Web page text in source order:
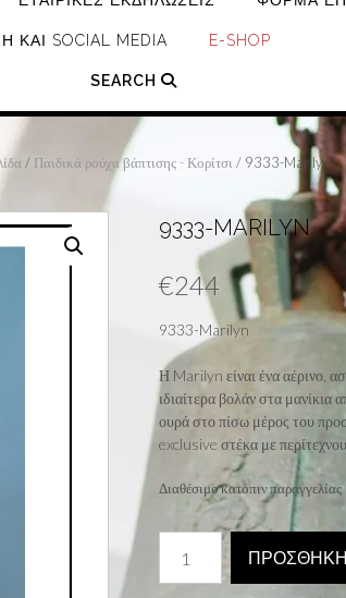
ΚΑΙ SOCIAL MEDIA E-SHOP
SEARCH
/ Παιδικά ρούχα βάπτισης - Κορίτσι / 9333-Marilyn
9333-MARILYN
€244
9333-Marilyn
Η Marilyn είναι ένα αέρινο,
ιδιαίτερα βολάν στα μανίκια
ουρά στο πίσω μέρος του
exclusive στέκα με
Διαθέσιμο κατόπιν παραγγελίας
Marilyn
ποσότητα